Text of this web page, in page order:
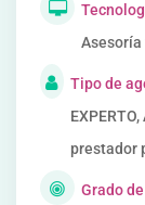
Tipo de
EXPERTO,
prestador
Grado